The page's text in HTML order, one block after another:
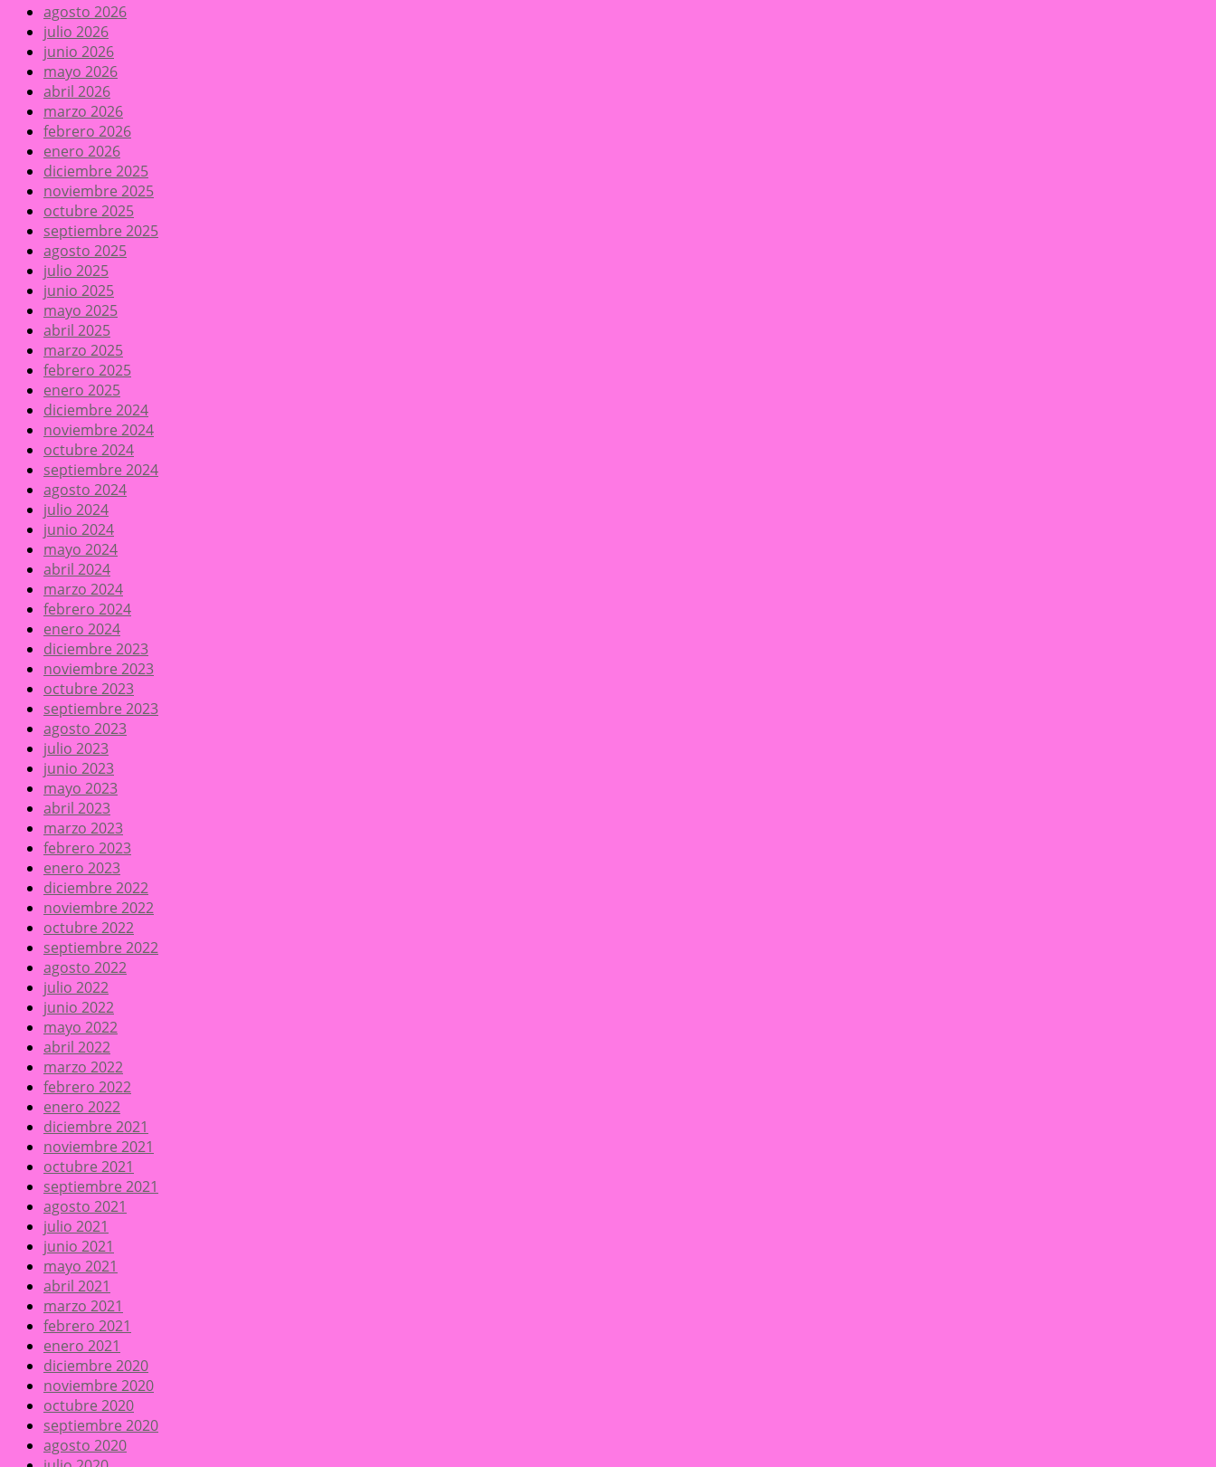
agosto 2026
julio 2026
junio 2026
mayo 2026
abril 2026
marzo 2026
febrero 2026
enero 2026
diciembre 2025
noviembre 2025
octubre 2025
septiembre 2025
agosto 2025
julio 2025
junio 2025
mayo 2025
abril 2025
marzo 2025
febrero 2025
enero 2025
diciembre 2024
noviembre 2024
octubre 2024
septiembre 2024
agosto 2024
julio 2024
junio 2024
mayo 2024
abril 2024
marzo 2024
febrero 2024
enero 2024
diciembre 2023
noviembre 2023
octubre 2023
septiembre 2023
agosto 2023
julio 2023
junio 2023
mayo 2023
abril 2023
marzo 2023
febrero 2023
enero 2023
diciembre 2022
noviembre 2022
octubre 2022
septiembre 2022
agosto 2022
julio 2022
junio 2022
mayo 2022
abril 2022
marzo 2022
febrero 2022
enero 2022
diciembre 2021
noviembre 2021
octubre 2021
septiembre 2021
agosto 2021
julio 2021
junio 2021
mayo 2021
abril 2021
marzo 2021
febrero 2021
enero 2021
diciembre 2020
noviembre 2020
octubre 2020
septiembre 2020
agosto 2020